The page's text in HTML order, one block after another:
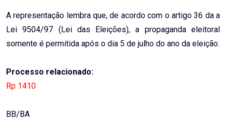
A representação lembra que, de acordo com o artigo 36 da a
Lei 9504/97 (Lei das Eleições), a propaganda eleitoral
somente é permitida após o dia 5 de julho do ano da eleição.
Processo relacionado:
Rp 1410
BB/BA